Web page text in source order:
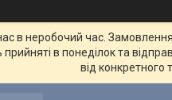
в неробочий час.
в понеділок та
від конкретного